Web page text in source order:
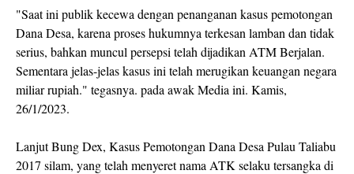
"Saat ini publik kecewa dengan penanganan kasus pemotongan
Dana Desa, karena proses hukumnya terkesan lamban dan tidak
serius, bahkan muncul persepsi telah dijadikan ATM Berjalan.
Sementara jelas-jelas kasus ini telah merugikan keuangan negara
miliar rupiah." tegasnya. pada awak Media ini. Kamis,
26/1/2023.
Lanjut Bung Dex, Kasus Pemotongan Dana Desa Pulau Taliabu
2017 silam, yang telah menyeret nama ATK selaku tersangka di